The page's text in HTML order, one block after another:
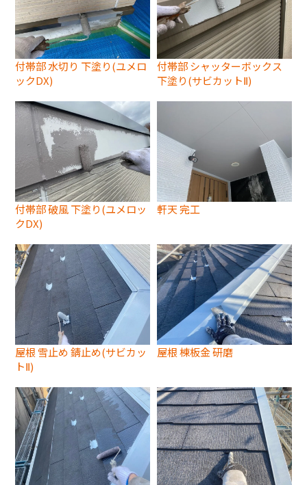
付帯部 水切り 下塗り(ユメロ
ックDX)
付帯部 シャッターボックス
下塗り(サビカットⅡ)
付帯部 破風 下塗り(ユメロッ
クDX)
軒天 完工
屋根 雪止め 錆止め(サビカッ
トⅡ)
屋根 棟板金 研磨